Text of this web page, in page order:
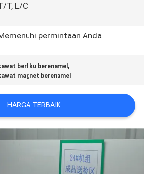
T, L/C
permintaan Anda
berliku berenamel ,
magnet berenamel
HARGA TERBAIK